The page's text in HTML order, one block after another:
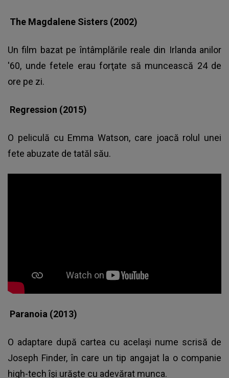
The Magdalene Sisters (2002)
Un film bazat pe întâmplările reale din Irlanda anilor
'60, unde fetele erau forţate să muncească 24 de
ore pe zi.
Regression (2015)
O peliculă cu Emma Watson, care joacă rolul unei
fete abuzate de tatăl său.
Paranoia (2013)
O adaptare după cartea cu acelaşi nume scrisă de
Joseph Finder, în care un tip angajat la o companie
high-tech îşi urăşte cu adevărat munca.